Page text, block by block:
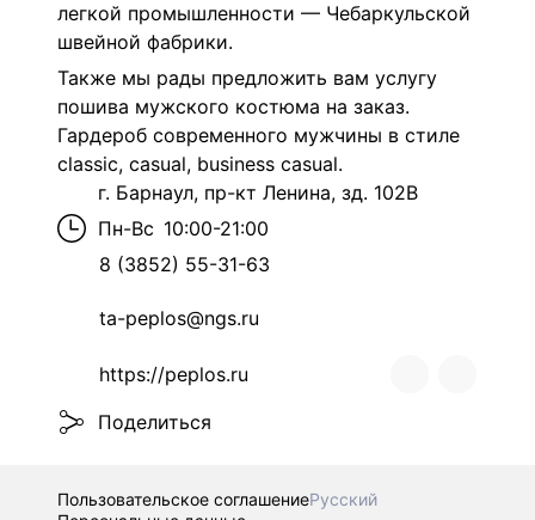
легкой промышленности — Чебаркульской
швейной фабрики.
Также мы рады предложить вам услугу
пошива мужского костюма на заказ.
Гардероб современного мужчины в стиле
classic, casual, business casual.
г. Барнаул, пр-кт Ленина, зд. 102В
Пн-Вс 10:00-21:00
8 (3852) 55-31-63
ta-peplos@ngs.ru
https://peplos.ru
Поделиться
Пользовательское соглашениеРусский